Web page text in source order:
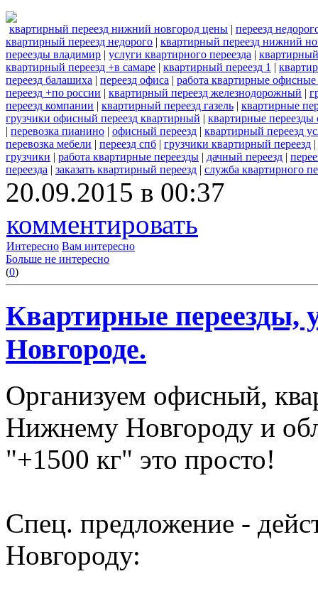
квартирный переезд нижний новгород цены | переезд
квартирный переезд недорого | квартирный переезд нижний
переезды владимир | услуги квартирного переезда |
квартирный переезд +в самаре | квартирный переезд 1 |
переезд балашиха | переезд офиса | работа квартирные офисные
переезд +по россии | квартирный переезд железнодорожный |
переезд компании | квартирный переезд газель | квартирные
грузчики офисный переезд квартирный | квартирные переезды
| перевозка пианино | офисный переезд | квартирный переезд
перевозка мебели | переезд спб | грузчики квартирный переезд |
грузчики | работа квартирные переезды | дачный переезд |
переезда | заказать квартирный переезд | служба квартирного
20.09.2015 в 00:37
комментировать
Интересно Вам интересно
Больше не интересно
(0)
Квартирные переезды,
Новгороде.
Организуем офисный,
Нижнему Новгороду и
"+1500 кг" это просто!
Спец. предложение -
Новгороду: